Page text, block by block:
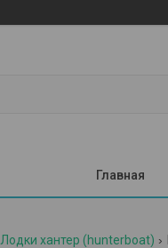
Главная
Лодки хантер (hunterboat)